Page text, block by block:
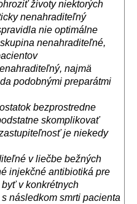
životy niektorých
nenahraditeľný
nie optimálne
nenahraditeľné,
ý, najmä
podobnými preparátmi
bezprostredne
skomplikovať
je niekedy
é v liečbe bežných
é injekčné antibiotiká pre
byť v konkrétnych
následkom smrti pacienta